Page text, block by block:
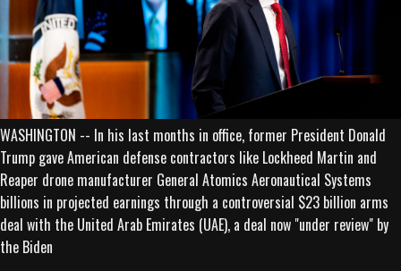
WASHINGTON -- In his last months in office, former President Donald
Trump gave American defense contractors like Lockheed Martin and
Reaper drone manufacturer General Atomics Aeronautical Systems
billions in projected earnings through a controversial $23 billion arms
deal with the United Arab Emirates (UAE), a deal now "under review" by
the Biden